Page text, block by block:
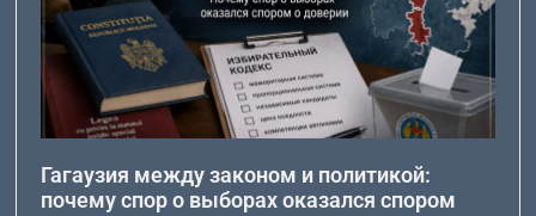
Гагаузия между законом и политикой:
почему спор о выборах оказался спором